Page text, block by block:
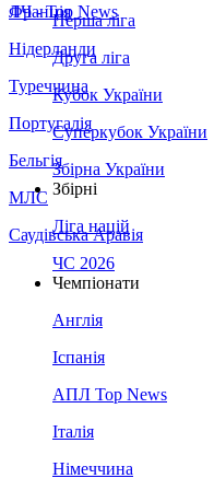
Франція
Нідерланди
Туреччина
Португалія
Бельгія
МЛС
Саудівська Аравія
ЛЧ - Top News
Перша ліга
Друга ліга
Кубок України
Суперкубок України
Збірна України
Збірні
Ліга націй
ЧС 2026
Чемпіонати
Англія
Іспанія
АПЛ Top News
Італія
Німеччина